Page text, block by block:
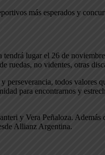
más esperados y
lugar el 26 de
ruedas, no videntes, otras
todos valores
para encontrarnos y
y Vera Peñaloza.
Allianz Argentina.